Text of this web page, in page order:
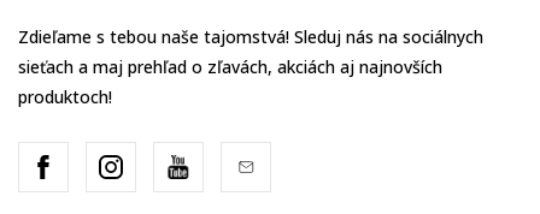
Zdieľame s tebou naše tajomstvá! Sleduj nás na sociálnych
sieťach a maj prehľad o zľavách, akciách aj najnovších
produktoch!